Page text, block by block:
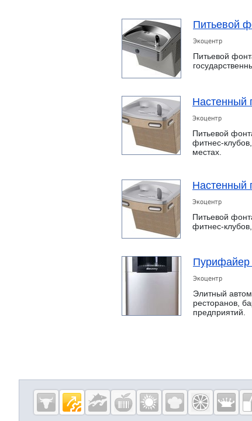
Питьевой
Экоцентр
Питьевой
Настенный
Экоцентр
Питьевой
фитнес-
местах.
Настенный
Экоцентр
Питьевой
фитнес-
Пурифайер
Экоцентр
Элитный
ресторанов,
предприятий.
Дополнительная информация
Cсылки на полезные проекты
Eqinfo.ru —